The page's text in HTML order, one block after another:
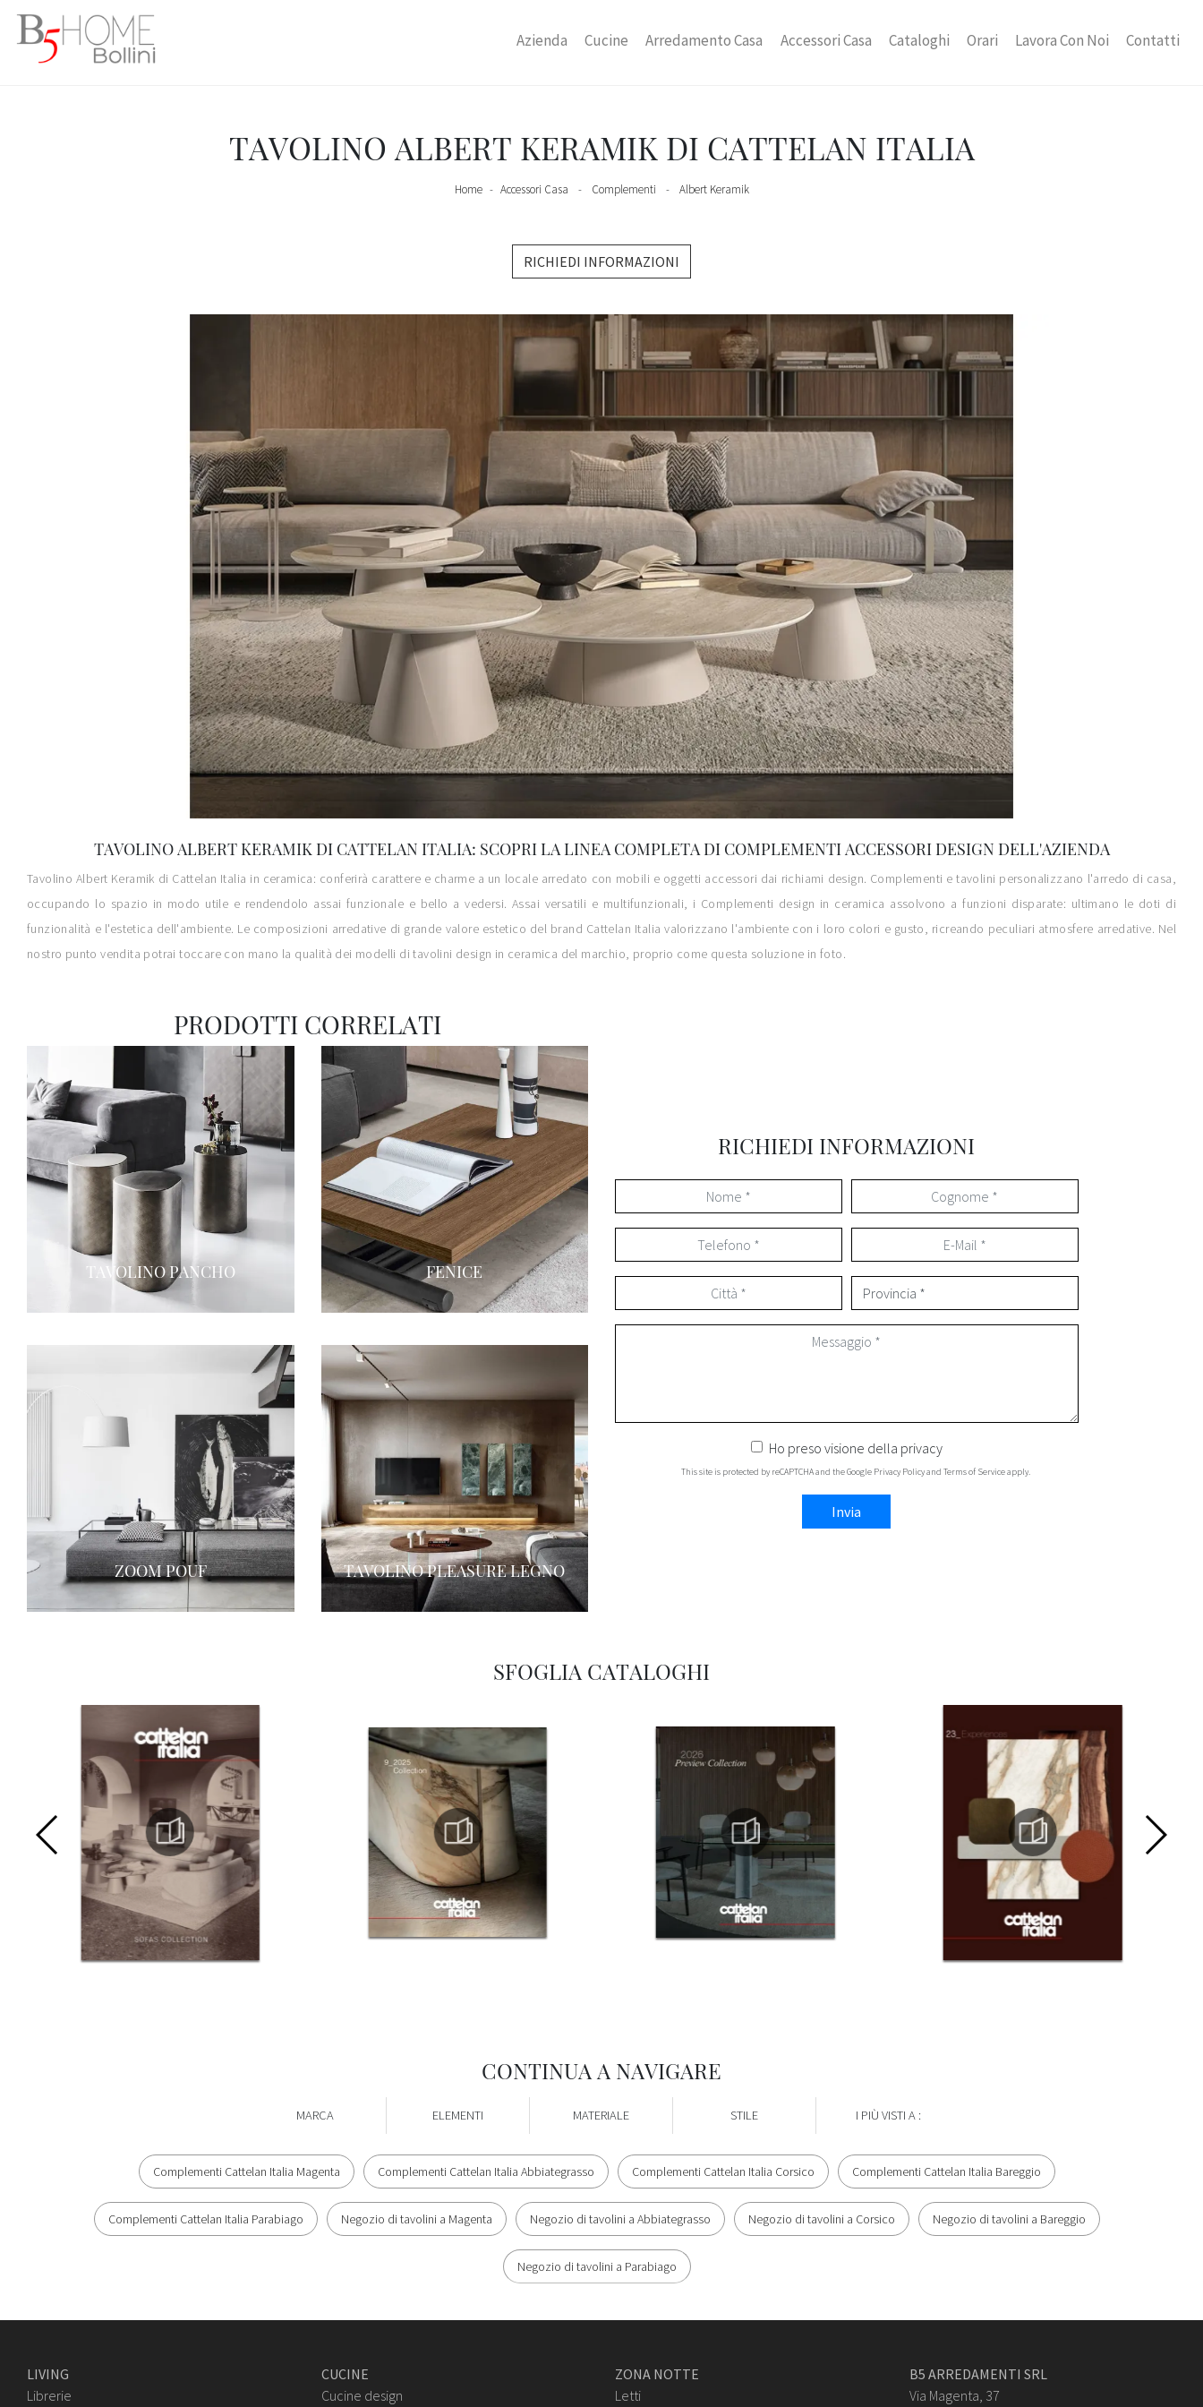
Azienda Cucine Arredamento Casa Accessori Casa Cataloghi Orari Lavora Con Noi Contatti
TAVOLINO ALBERT KERAMIK DI CATTELAN ITALIA
Home - Accessori Casa - Complementi - Albert Keramik
RICHIEDI INFORMAZIONI
TAVOLINO ALBERT KERAMIK DI CATTELAN ITALIA: SCOPRI LA LINEA COMPLETA DI COMPLEMENTI ACCESSORI DESIGN DELL'AZIENDA
Tavolino Albert Keramik di Cattelan Italia in ceramica: conferirà carattere e charme a un locale arredato con mobili e oggetti accessori dai richiami design. Complementi e tavolini personalizzano l'arredo di casa,
occupando lo spazio in modo utile e rendendolo assai funzionale e bello a vedersi. Assai versatili e multifunzionali, i Complementi design in ceramica assolvono a funzioni disparate: ultimano le doti di
funzionalità e l'estetica dell'ambiente. Le composizioni arredative di grande valore estetico del brand Cattelan Italia valorizzano l'ambiente con i loro colori e gusto, ricreando peculiari atmosfere arredative. Nel
nostro punto vendita potrai toccare con mano la qualità dei modelli di tavolini design in ceramica del marchio, proprio come questa soluzione in foto.
PRODOTTI CORRELATI
TAVOLINO PANCHO FENICE
ZOOM POUF TAVOLINO PLEASURE LEGNO
RICHIEDI INFORMAZIONI
Ho preso visione della privacy
This site is protected by reCAPTCHA and the Google Privacy Policyand Terms of Serviceapply.
Invia
SFOGLIA CATALOGHI
CONTINUA A NAVIGARE
MARCA ELEMENTI MATERIALE STILE I PIÙ VISTI A :
Complementi Cattelan Italia Magenta Complementi Cattelan Italia Abbiategrasso Complementi Cattelan Italia Corsico Complementi Cattelan Italia Bareggio
Complementi Cattelan Italia Parabiago Negozio di tavolini a Magenta Negozio di tavolini a Abbiategrasso Negozio di tavolini a Corsico Negozio di tavolini a Bareggio
Negozio di tavolini a Parabiago
LIVING
Librerie
CUCINE
Cucine design
ZONA NOTTE
Letti
B5 ARREDAMENTI SRL
Via Magenta, 37